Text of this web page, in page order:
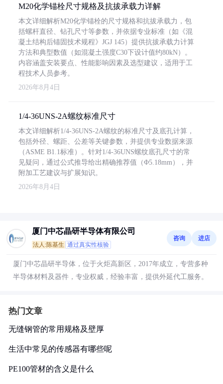
M20化学锚栓尺寸规格及抗拔承载力详解
本文详细解析M20化学锚栓的尺寸规格和抗拔承载力，包
括螺杆直径、钻孔尺寸等参数，并依据专业标准（如《混
凝土结构后锚固技术规程》JGJ 145）提供抗拔承载力计算
方法和典型数值（如混凝土强度C30下设计值约80kN）。
内容涵盖安装要点、性能影响因素及选型建议，适用于工
程技术人员参考。
2026年8月4日
1/4-36UNS-2A螺纹标准尺寸
本文详细解析1/4-36UNS-2A螺纹的标准尺寸及底孔计算，
包括外径、螺距、公差等关键参数，并提供专业数据来源
（ASME B1.1标准）。针对1/4-36UNS螺纹底孔尺寸的常
见疑问，通过公式推导给出精确推荐值（Φ5.18mm），并
附加工艺建议与扩展知识。
2026年8月4日
厦门中芯晶研半导体有限公司
法人:陈基生 通过真实性核验
咨询 进店
厦门中芯晶研半导体，位于火炬高新区，2017年成立，专营多种
半导体材料及器件，专业权威，经验丰富，提供外延代工服务。
热门文章
无缝钢管的常用规格及壁厚
生活中常见的传感器有哪些呢
PE100管材的含义是什么